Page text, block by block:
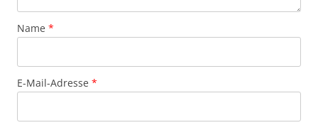
Name *
E-Mail-Adresse *